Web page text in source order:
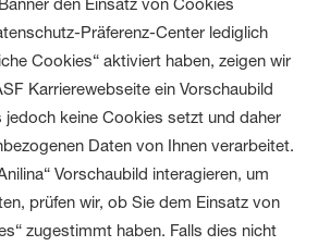
Präferenz-Center lediglich
Cookies“ aktiviert haben, zeigen wir
Karrierewebseite ein Vorschaubild
jedoch keine Cookies setzt und daher
Daten von Ihnen verarbeitet.
Vorschaubild interagieren, um
prüfen wir, ob Sie dem Einsatz von
zugestimmt haben. Falls dies nicht